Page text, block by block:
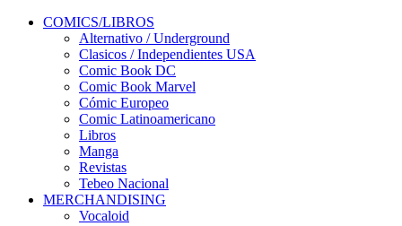
COMICS/LIBROS
Alternativo / Underground
Clasicos / Independientes USA
Comic Book DC
Comic Book Marvel
Cómic Europeo
Comic Latinoamericano
Libros
Manga
Revistas
Tebeo Nacional
MERCHANDISING
Vocaloid